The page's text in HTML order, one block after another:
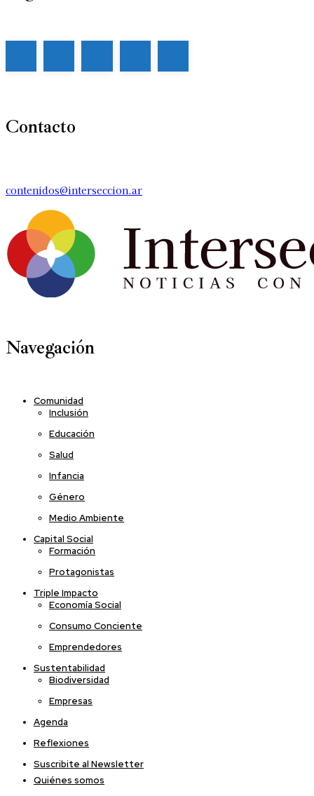
Contacto
contenidos@interseccion.ar
Navegación
Comunidad
Inclusión
Educación
Salud
Infancia
Género
Medio Ambiente
Capital Social
Formación
Protagonistas
Triple Impacto
Economía Social
Consumo Conciente
Emprendedores
Sustentabilidad
Biodiversidad
Empresas
Agenda
Reflexiones
Suscribite al Newsletter
Quiénes somos